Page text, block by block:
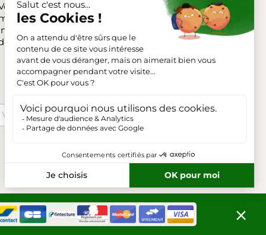
pouvez vous désinscrire à tout
Vous trouverez pour cela nos
de contact dans les conditions
du site.